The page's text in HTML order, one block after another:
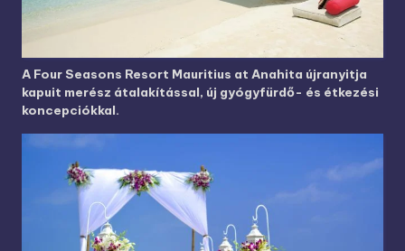
A Four Seasons Resort Mauritius at Anahita újranyitja
kapuit merész átalakítással, új gyógyfürdő- és étkezési
koncepciókkal.